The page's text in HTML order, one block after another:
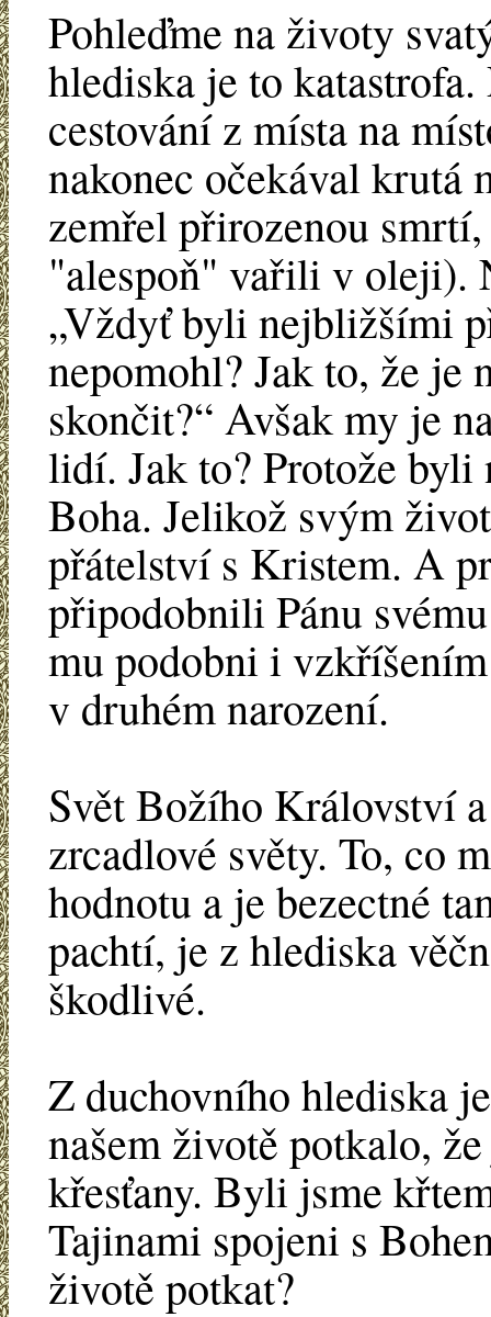
Pohleďme na životy
hlediska je to
cestování z místa na
nakonec očekával krutá
zemřel přirozenou
"alespoň" vařili v oleji).
„Vždyť byli nejbližšími
nepomohl? Jak to, že je
skončit?“ Avšak my je
lidí. Jak to? Protože
Boha. Jelikož svým
přátelství s Kristem. A
připodobnili Pánu
mu podobni i
v druhém narození.
Svět Božího Království
zrcadlové světy. To, co
hodnotu a je bezectné
pachtí, je z hlediska
škodlivé.
Z duchovního hlediska
našem životě potkalo,
křesťany. Byli jsme
Tajinami spojeni s
životě potkat?